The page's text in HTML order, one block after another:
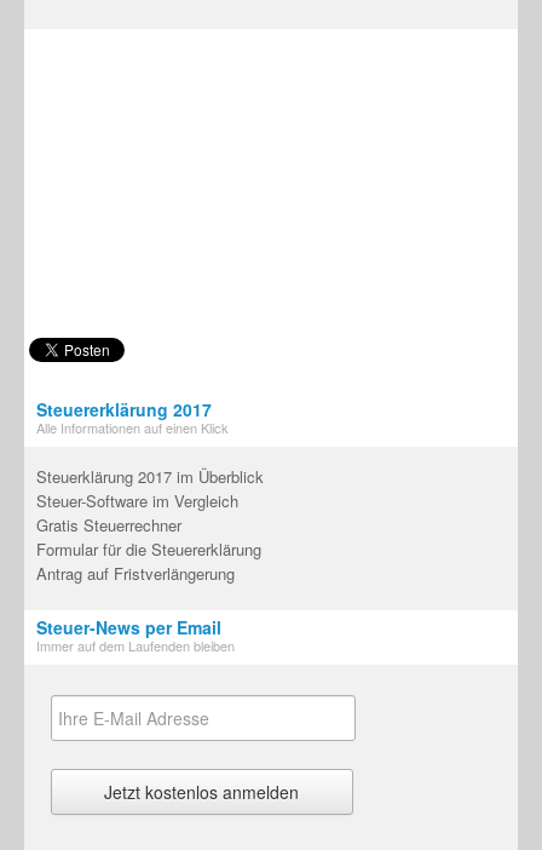
Steuererklärung 2017
Alle Informationen auf einen Klick
Steuerklärung 2017 im Überblick
Steuer-Software im Vergleich
Gratis Steuerrechner
Formular für die Steuererklärung
Antrag auf Fristverlängerung
Steuer-News per Email
Immer auf dem Laufenden bleiben